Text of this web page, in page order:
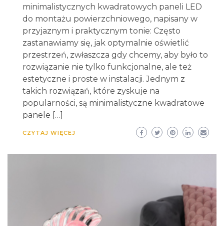
minimalistycznych kwadratowych paneli LED
do montażu powierzchniowego, napisany w
przyjaznym i praktycznym tonie: Często
zastanawiamy się, jak optymalnie oświetlić
przestrzeń, zwłaszcza gdy chcemy, aby było to
rozwiązanie nie tylko funkcjonalne, ale też
estetyczne i proste w instalacji. Jednym z
takich rozwiązań, które zyskuje na
popularności, są minimalistyczne kwadratowe
panele […]
CZYTAJ WIĘCEJ